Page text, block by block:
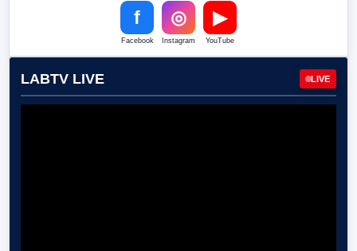
f
Facebook
◎
Instagram
▶
YouTube
LABTV LIVE LIVE